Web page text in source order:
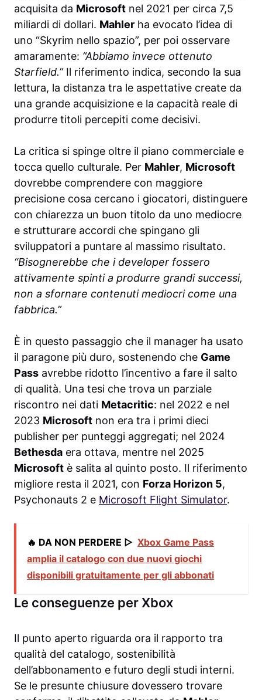
acquisita da Microsoft nel 2021 per circa 7,5
miliardi di dollari. Mahler ha evocato l’idea di
uno “Skyrim nello spazio”, per poi osservare
amaramente: “Abbiamo invece ottenuto
Starfield.”Il riferimento indica, secondo la sua
lettura, la distanza tra le aspettative create da
una grande acquisizione e la capacità reale di
produrre titoli percepiti come decisivi.
La critica si spinge oltre il piano commerciale e
tocca quello culturale. Per Mahler, Microsoft
dovrebbe comprendere con maggiore
precisione cosa cercano i giocatori, distinguere
con chiarezza un buon titolo da uno mediocre
e strutturare accordi che spingano gli
sviluppatori a puntare al massimo risultato.
“Bisognerebbe che i developer fossero
attivamente spinti a produrre grandi successi,
non a sfornare contenuti mediocri come una
fabbrica.”
È in questo passaggio che il manager ha usato
il paragone più duro, sostenendo che Game
Pass avrebbe ridotto l’incentivo a fare il salto
di qualità. Una tesi che trova un parziale
riscontro nei dati Metacritic: nel 2022 e nel
2023 Microsoft non era tra i primi dieci
publisher per punteggi aggregati; nel 2024
Bethesda era ottava, mentre nel 2025
Microsoft è salita al quinto posto. Il riferimento
migliore resta il 2021, con Forza Horizon 5,
Psychonauts 2 e Microsoft Flight Simulator.
🔥 DA NON PERDERE ▷ Xbox Game Pass
amplia il catalogo con due nuovi giochi
disponibili gratuitamente per gli abbonati
Le conseguenze per Xbox
Il punto aperto riguarda ora il rapporto tra
qualità del catalogo, sostenibilità
dell’abbonamento e futuro degli studi interni.
Se le presunte chiusure dovessero trovare